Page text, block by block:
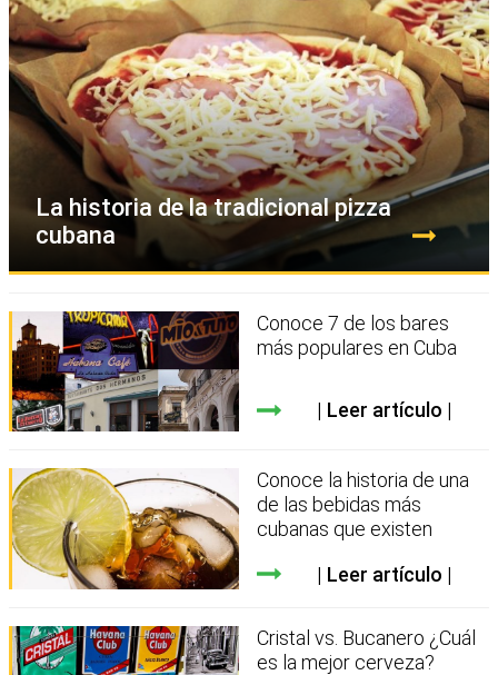
La historia de la tradicional pizza
cubana
Conoce 7 de los bares
más populares en Cuba
Leer artículo
Conoce la historia de una
de las bebidas más
cubanas que existen
Leer artículo
Cristal vs. Bucanero ¿Cuál
es la mejor cerveza?